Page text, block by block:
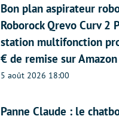
Bon plan aspirateur
Roborock Qrevo Curv 2
station multifonction
€ de remise sur
5 août 2026 18:00
Panne Claude : le